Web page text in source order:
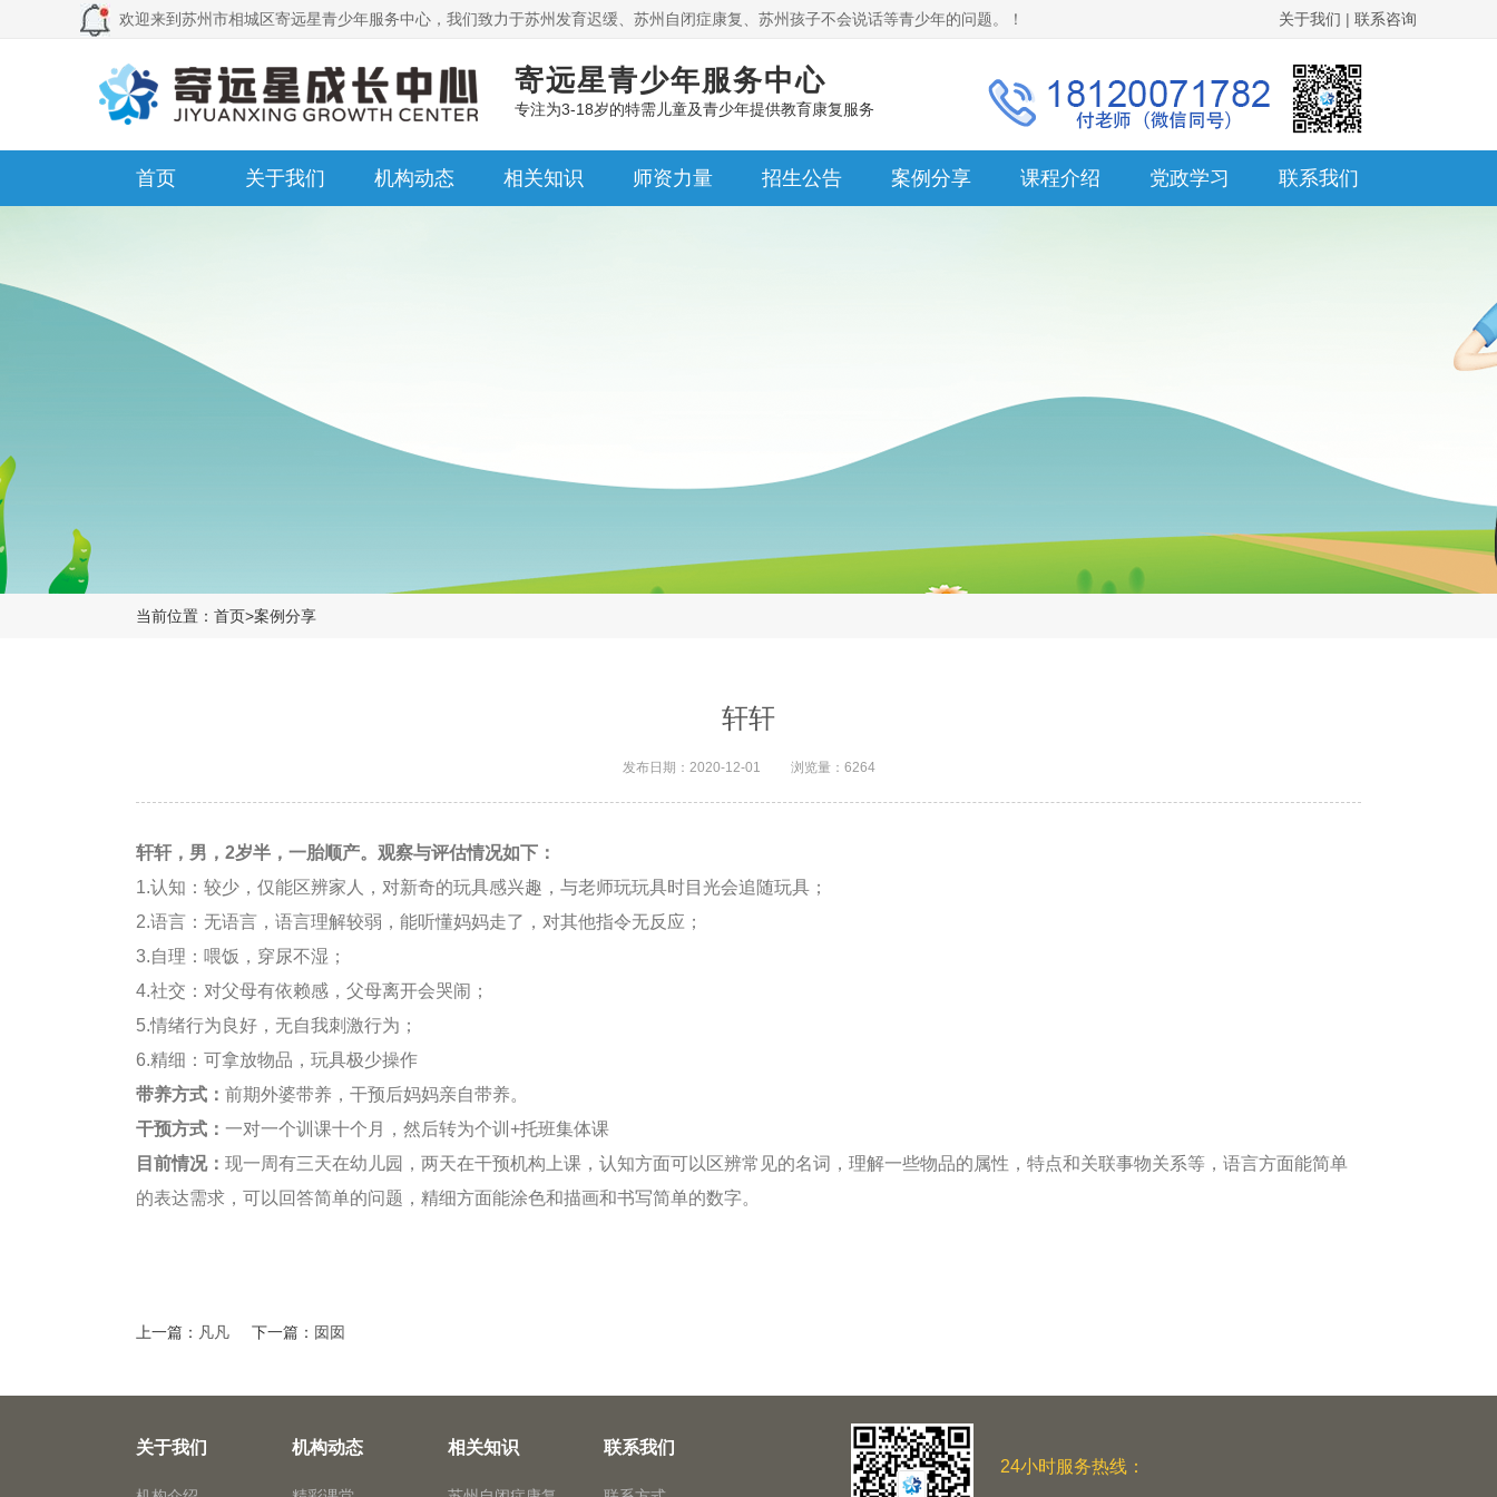
欢迎来到苏州市相城区寄远星青少年服务中心，我们致力于苏州发育迟缓、苏州自闭症康复、苏州孩子不会说话等青少年的问题。！ 关于我们 | 联系咨询
寄远星青少年服务中心
专注为3-18岁的特需儿童及青少年提供教育康复服务
首页 关于我们 机构动态 相关知识 师资力量 招生公告 案例分享 课程介绍 党政学习 联系我们
当前位置： 首页>案例分享
轩轩
发布日期：2020-12-01 浏览量：6264
轩轩，男，2岁半，一胎顺产。观察与评估情况如下：
1.认知：较少，仅能区辨家人，对新奇的玩具感兴趣，与老师玩玩具时目光会追随玩具；
2.语言：无语言，语言理解较弱，能听懂妈妈走了，对其他指令无反应；
3.自理：喂饭，穿尿不湿；
4.社交：对父母有依赖感，父母离开会哭闹；
5.情绪行为良好，无自我刺激行为；
6.精细：可拿放物品，玩具极少操作
带养方式： 前期外婆带养，干预后妈妈亲自带养。
干预方式： 一对一个训课十个月，然后转为个训+托班集体课
目前情况： 现一周有三天在幼儿园，两天在干预机构上课，认知方面可以区辨常见的名词，理解一些物品的属性，特点和关联事物关系等，语言方面能简单
的表达需求，可以回答简单的问题，精细方面能涂色和描画和书写简单的数字。
上一篇： 凡凡 下一篇： 囡囡
关于我们 机构动态 相关知识 联系我们
24小时服务热线：